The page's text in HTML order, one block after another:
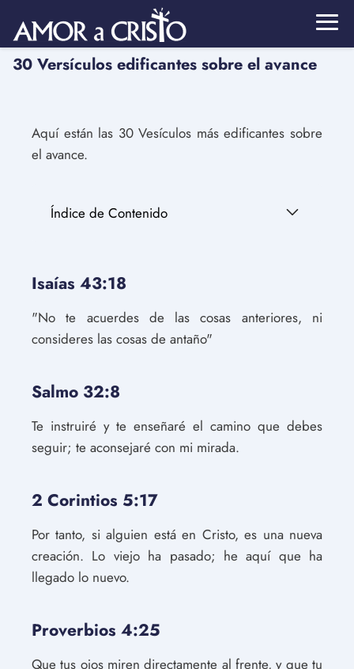
30 Versículos edificantes sobre el avance
Aquí están las 30 Vesículos más edificantes sobre
el avance.
Índice de Contenido
Isaías 43:18
"No te acuerdes de las cosas anteriores, ni
consideres las cosas de antaño"
Salmo 32:8
Te instruiré y te enseñaré el camino que debes
seguir; te aconsejaré con mi mirada.
2 Corintios 5:17
Por tanto, si alguien está en Cristo, es una nueva
creación. Lo viejo ha pasado; he aquí que ha
llegado lo nuevo.
Proverbios 4:25
Que tus ojos miren directamente al frente, y que tu